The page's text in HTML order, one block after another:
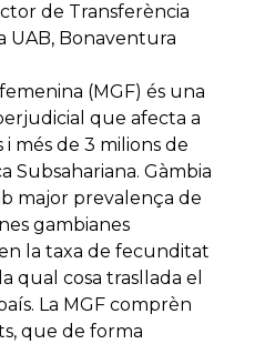
de Transferència
UAB, Bonaventura
(MGF) és una
que afecta a
i més de 3 milions de
Subsahariana. Gàmbia
major prevalença de
gambianes
la taxa de fecunditat
qual cosa trasllada el
La MGF comprèn
que de forma